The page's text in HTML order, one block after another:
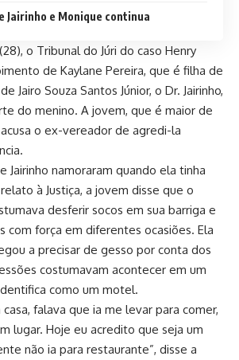
Jairinho e Monique continua
o Tribunal do Júri do caso Henry
de Kaylane Pereira, que é filha de
Jairo Souza Santos Júnior, o Dr. Jairinho,
do menino. A jovem, que é maior de
o ex-vereador de agredi-la
Jairinho namoraram quando ela tinha
à Justiça, a jovem disse que o
desferir socos em sua barriga e
com força em diferentes ocasiões. Ela
a precisar de gesso por conta dos
costumavam acontecer em um
como um motel.
casa, falava que ia me levar para comer,
lugar. Hoje eu acredito que seja um
não ia para restaurante”, disse a